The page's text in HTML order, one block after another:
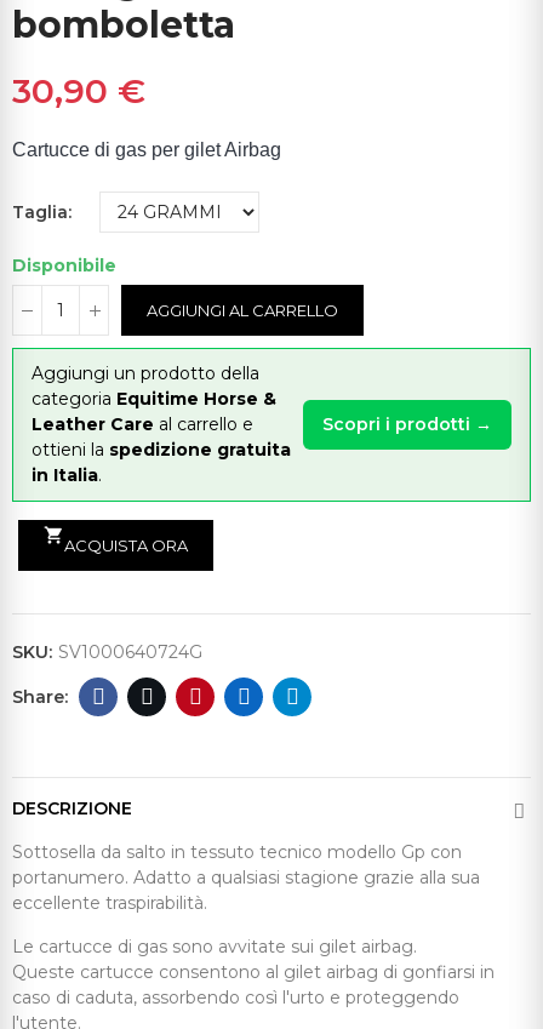
bomboletta
30,90 €
Cartucce di gas per gilet Airbag
Taglia
Disponibile
AGGIUNGI AL CARRELLO
Aggiungi un prodotto della
categoria Equitime Horse &
Leather Care al carrello e
ottieni la spedizione gratuita
in Italia.
Scopri i prodotti →
shopping_cart
ACQUISTA ORA
SKU: SV1000640724G
DESCRIZIONE
Sottosella da salto in tessuto tecnico modello Gp con
portanumero. Adatto a qualsiasi stagione grazie alla sua
eccellente traspirabilità.
Le cartucce di gas sono avvitate sui gilet airbag.
Queste cartucce consentono al gilet airbag di gonfiarsi in
caso di caduta, assorbendo così l'urto e proteggendo
l'utente.